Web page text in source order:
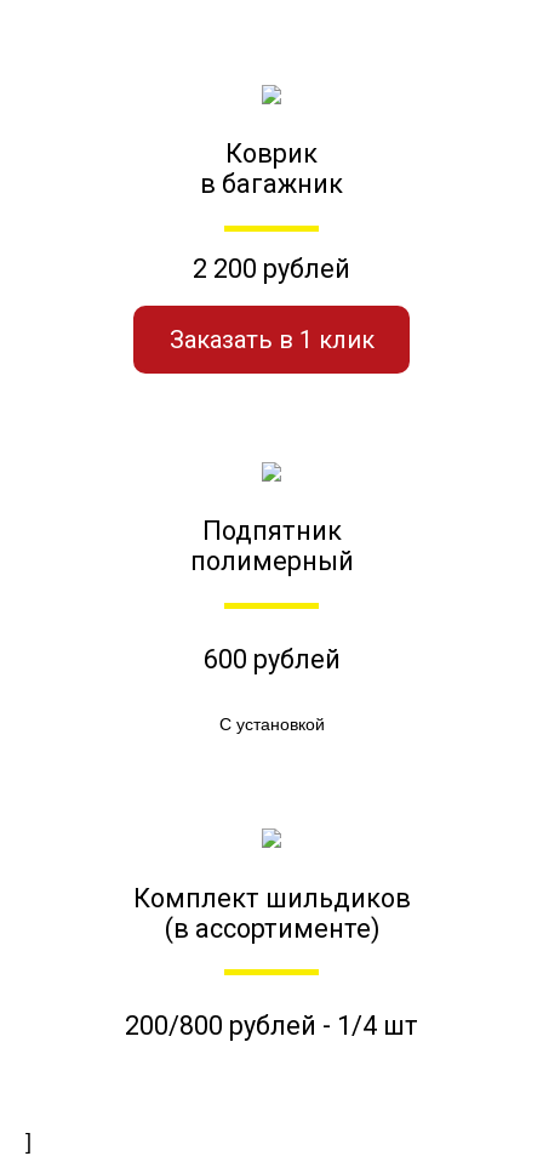
Коврик
в багажник
2 200 рублей
Заказать в 1 клик
Подпятник
полимерный
600 рублей
С установкой
Комплект шильдиков
(в ассортименте)
200/800 рублей - 1/4 шт
]